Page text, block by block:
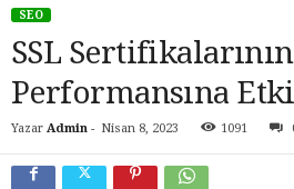
SEO
SSL
Performansına
Yazar Admin - Nisan 8, 2023 1091